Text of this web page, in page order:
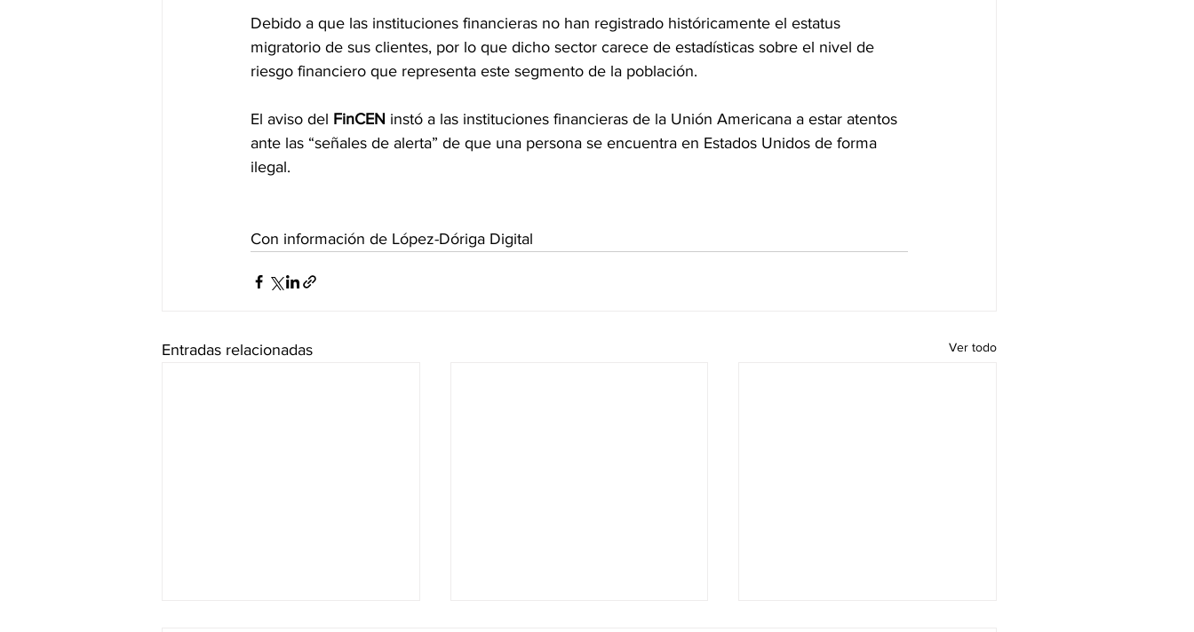
Debido a que las instituciones financieras no han registrado históricamente el estatus
migratorio de sus clientes, por lo que dicho sector carece de estadísticas sobre el nivel de
riesgo financiero que representa este segmento de la población.
El aviso del FinCEN instó a las instituciones financieras de la Unión Americana a estar atentos
ante las “señales de alerta” de que una persona se encuentra en Estados Unidos de forma
ilegal.
Con información de López-Dóriga Digital
Entradas relacionadas Ver todo